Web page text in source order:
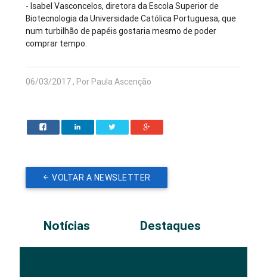
- Isabel Vasconcelos, diretora da Escola Superior de
Biotecnologia da Universidade Católica Portuguesa, que
num turbilhão de papéis gostaria mesmo de poder
comprar tempo.
06/03/2017 , Por Paula Ascenção
VOLTAR A NEWSLETTER
Notícias Destaques